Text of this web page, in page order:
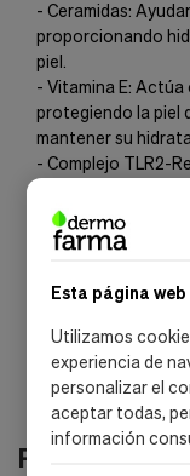
Esta página
Utilizamos
experiencia de
personalizar el
aceptar todas,
información
- Ceramidas:
proporcionando
piel.
- Vitamina E:
protegiendo la piel
mantener su
- Complejo TLR2-
- Complejo SK5R:
Calicreína-5, que
Productos